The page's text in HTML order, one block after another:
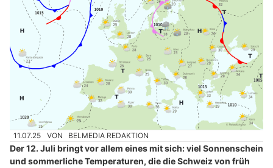
11.07.25 VON BELMEDIA REDAKTION
Der 12. Juli bringt vor allem eines mit sich: viel Sonnenschein
und sommerliche Temperaturen, die die Schweiz von früh